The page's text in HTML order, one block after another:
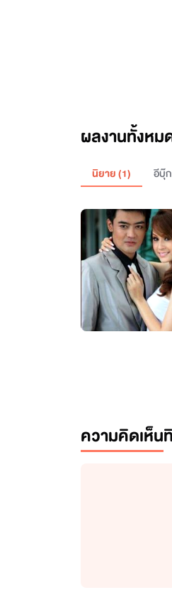
ผลงานทั้งหม
นิยาย (1) อีบุ๊
ความคิดเห็น